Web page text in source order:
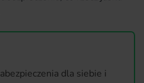
dla siebie i